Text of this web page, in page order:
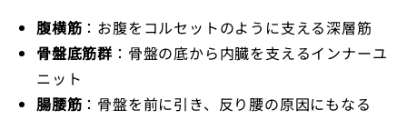
腹横筋 ：お腹をコルセットのように支える深層筋
骨盤底筋群 ：骨盤の底から内臓を支えるインナーユ
ニット
腸腰筋 ：骨盤を前に引き、反り腰の原因にもなる